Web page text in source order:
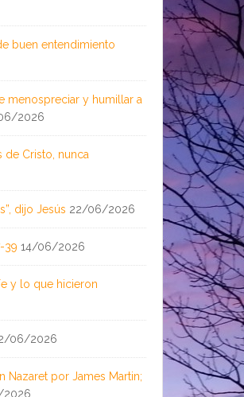
buen entendimiento
menospreciar y humillar a
2026
de Cristo, nunca
dijo Jesús 22/06/2026
39 14/06/2026
y lo que hicieron
06/2026
Nazaret por James Martin;